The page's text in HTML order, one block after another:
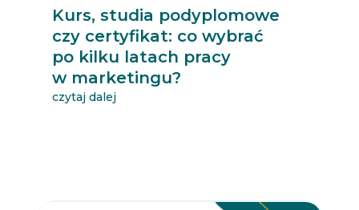
Kurs, studia podyplomowe
czy certyfikat: co wybrać
po kilku latach pracy
w marketingu?
czytaj dalej